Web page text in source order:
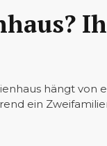
hängt von
ein